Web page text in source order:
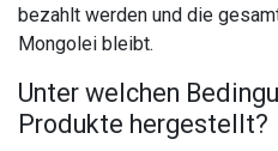
bezahlt werden und die
Mongolei bleibt.
Unter welchen
Produkte hergestellt?